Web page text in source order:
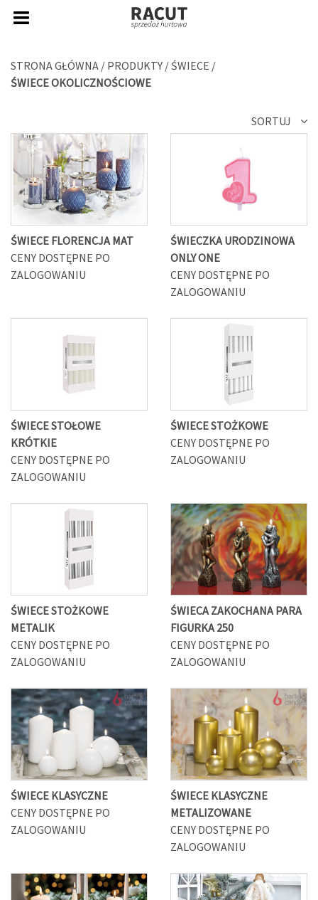
STRONA GŁÓWNA / PRODUKTY / ŚWIECE /
ŚWIECE OKOLICZNOŚCIOWE
SORTUJ
ŚWIECE FLORENCJA MAT
CENY DOSTĘPNE PO
ZALOGOWANIU
ŚWIECZKA URODZINOWA
ONLY ONE
CENY DOSTĘPNE PO
ZALOGOWANIU
ŚWIECE STOŁOWE
KRÓTKIE
CENY DOSTĘPNE PO
ZALOGOWANIU
ŚWIECE STOŻKOWE
CENY DOSTĘPNE PO
ZALOGOWANIU
ŚWIECE STOŻKOWE
METALIK
CENY DOSTĘPNE PO
ZALOGOWANIU
ŚWIECA ZAKOCHANA PARA
FIGURKA 250
CENY DOSTĘPNE PO
ZALOGOWANIU
ŚWIECE KLASYCZNE
CENY DOSTĘPNE PO
ZALOGOWANIU
ŚWIECE KLASYCZNE
METALIZOWANE
CENY DOSTĘPNE PO
ZALOGOWANIU